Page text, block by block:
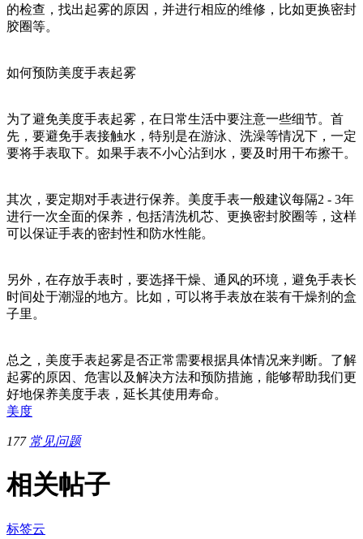
的检查，找出起雾的原因，并进行相应的维修，比如更换密封
胶圈等。
如何预防美度手表起雾
为了避免美度手表起雾，在日常生活中要注意一些细节。首
先，要避免手表接触水，特别是在游泳、洗澡等情况下，一定
要将手表取下。如果手表不小心沾到水，要及时用干布擦干。
其次，要定期对手表进行保养。美度手表一般建议每隔2 - 3年
进行一次全面的保养，包括清洗机芯、更换密封胶圈等，这样
可以保证手表的密封性和防水性能。
另外，在存放手表时，要选择干燥、通风的环境，避免手表长
时间处于潮湿的地方。比如，可以将手表放在装有干燥剂的盒
子里。
总之，美度手表起雾是否正常需要根据具体情况来判断。了解
起雾的原因、危害以及解决方法和预防措施，能够帮助我们更
好地保养美度手表，延长其使用寿命。
美度
177 常见问题
相关帖子
标签云